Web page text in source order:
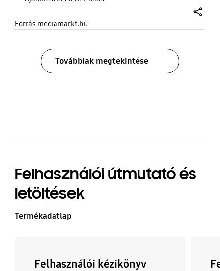
Forrás mediamarkt.hu
Továbbiak megtekintése
Felhasználói útmutató és
letöltések
Termékadatlap
Felhasználói kézikönyv